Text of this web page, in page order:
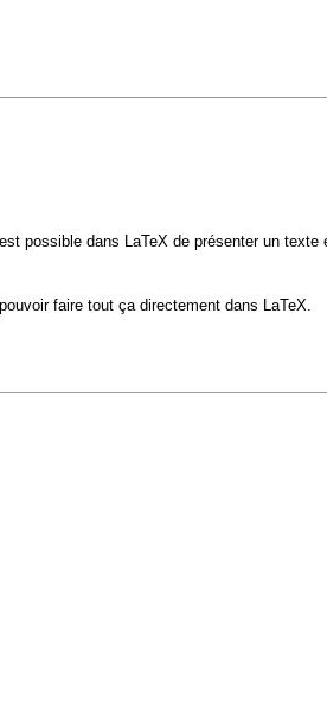
possible dans LaTeX de présenter un
faire tout ça directement dans LaTeX.